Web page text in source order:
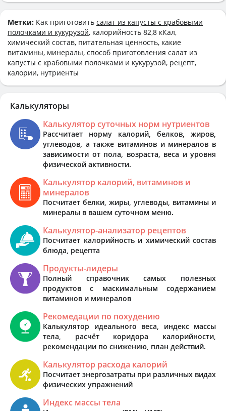
Метки: Как приготовить салат из капусты с крабовыми
полочками и кукурузой, калорийность 82,8 кКал,
химический состав, питательная ценность, какие
витамины, минералы, способ приготовления салат из
капусты с крабовыми полочками и кукурузой, рецепт,
калории, нутриенты
Калькуляторы
Калькулятор суточных норм нутриентов
Рассчитает норму калорий, белков, жиров,
углеводов, а также витаминов и минералов в
зависимости от пола, возраста, веса и уровня
физической активности.
Калькулятор калорий, витаминов и
минералов
Посчитает белки, жиры, углеводы, витамины и
минералы в вашем суточном меню.
Калькулятор-анализатор рецептов
Посчитает калорийность и химический состав
блюда, рецепта
Продукты-лидеры
Полный справочник самых полезных
продуктов с маскимальным содержанием
витаминов и минералов
Рекомедации по похудению
Калькулятор идеального веса, индекс массы
тела, расчёт коридора калорийности,
рекомендации по снижению, план действий.
Калькулятор расхода калорий
Посчитает энергозатраты при различных видах
физических упражнений
Индекс массы тела